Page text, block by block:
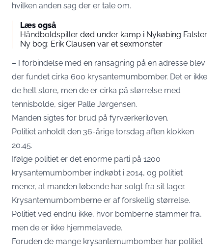
hvilken anden sag der er tale om.
Læs også
Håndboldspiller død under kamp i Nykøbing Falster
Ny bog: Erik Clausen var et sexmonster
– I forbindelse med en ransagning på en adresse blev
der fundet cirka 600 krysantemumbomber. Det er ikke
de helt store, men de er cirka på størrelse med
tennisbolde, siger Palle Jørgensen.
Manden sigtes for brud på fyrværkeriloven.
Politiet anholdt den 36-årige torsdag aften klokken
20.45.
Ifølge politiet er det enorme parti på 1200
krysantemumbomber indkøbt i 2014, og politiet
mener, at manden løbende har solgt fra sit lager.
Krysantemumbomberne er af forskellig størrelse.
Politiet ved endnu ikke, hvor bomberne stammer fra,
men de er ikke hjemmelavede.
Foruden de mange krysantemumbomber har politiet